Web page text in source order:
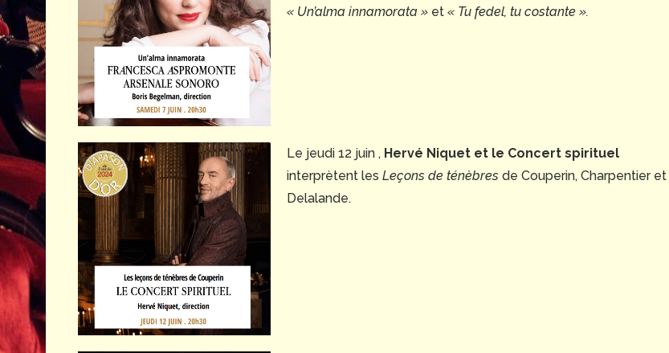
« Un’alma innamorata » et « Tu fedel, tu costante ».
Le jeudi 12 juin , Hervé Niquet et le Concert spirituel
interprètent les Leçons de ténèbresde Couperin, Charpentier et
Delalande.